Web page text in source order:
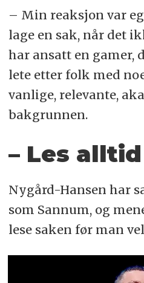
– Min reaksjon var
lage en sak, når det
har ansatt en gamer,
lete etter folk med
vanlige, relevante,
bakgrunnen.
– Les
Nygård-Hansen har
som Sannum, og
lese saken før man